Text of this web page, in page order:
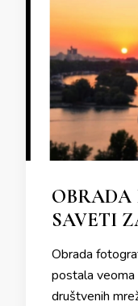
OBRADA
SAVETI
Obrada
postala veoma
društvenih